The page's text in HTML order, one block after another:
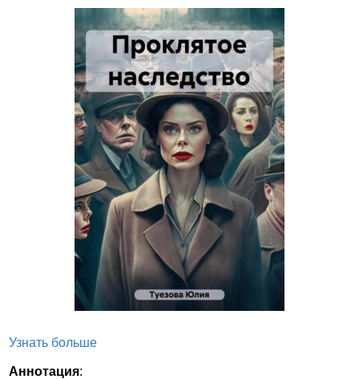
Узнать больше
Аннотация: